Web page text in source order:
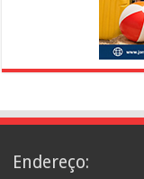
Endereço: